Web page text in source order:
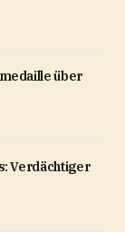
über
Verdächtiger